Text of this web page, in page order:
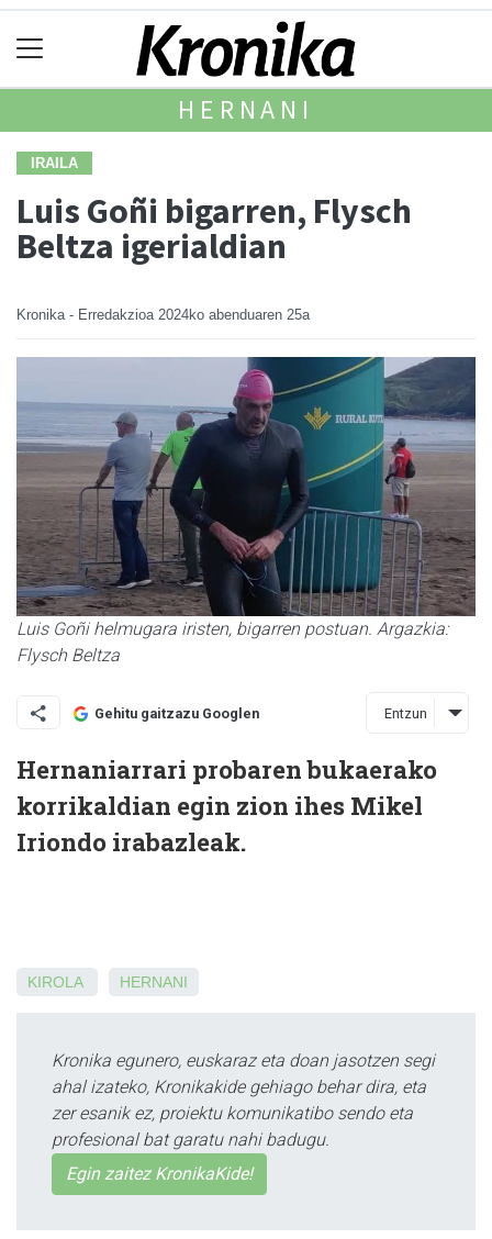
HERNANI
IRAILA
Luis Goñi bigarren, Flysch
Beltza igerialdian
Kronika - Erredakzioa 2024ko abenduaren 25a
Luis Goñi helmugara iristen, bigarren postuan. Argazkia:
Flysch Beltza
Gehitu gaitzazu Googlen Entzun
Hernaniarrari probaren bukaerako
korrikaldian egin zion ihes Mikel
Iriondo irabazleak.
KIROLA HERNANI
Kronika egunero, euskaraz eta doan jasotzen segi
ahal izateko, Kronikakide gehiago behar dira, eta
zer esanik ez, proiektu komunikatibo sendo eta
profesional bat garatu nahi badugu.
Egin zaitez KronikaKide!